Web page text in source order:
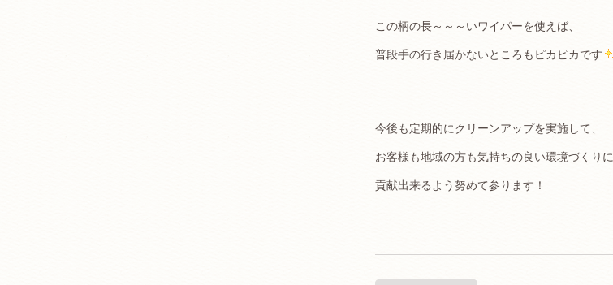
この柄の長～～～いワイパーを使えば、
普段手の行き届かないところもピカピカです
今後も定期的にクリーンアップを実施して、
お客様も地域の方も気持ちの良い環境づくりに
貢献出来るよう努めて参ります！